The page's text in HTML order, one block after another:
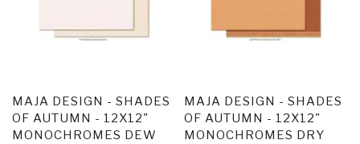
MAJA DESIGN - SHADES
OF AUTUMN - 12X12"
MONOCHROMES DEW
MAJA DESIGN - SHADES
OF AUTUMN - 12X12"
MONOCHROMES DRY